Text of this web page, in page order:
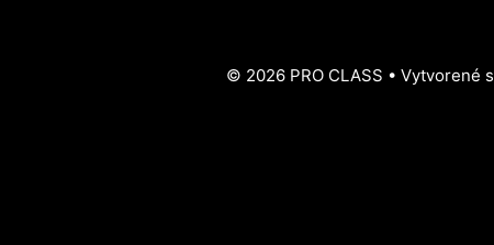
© 2026 PRO CLASS • Vytvorené s